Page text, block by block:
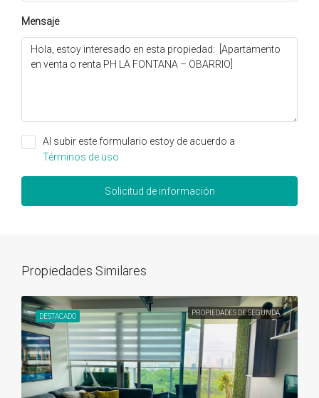
Mensaje
Al subir este formulario estoy de acuerdo a
Términos de uso
Solicitud de información
Propiedades Similares
DESTACADO PROPIEDADES DE SEGUNDA